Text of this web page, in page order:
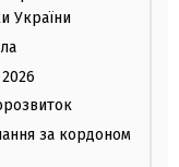
України
за кордоном